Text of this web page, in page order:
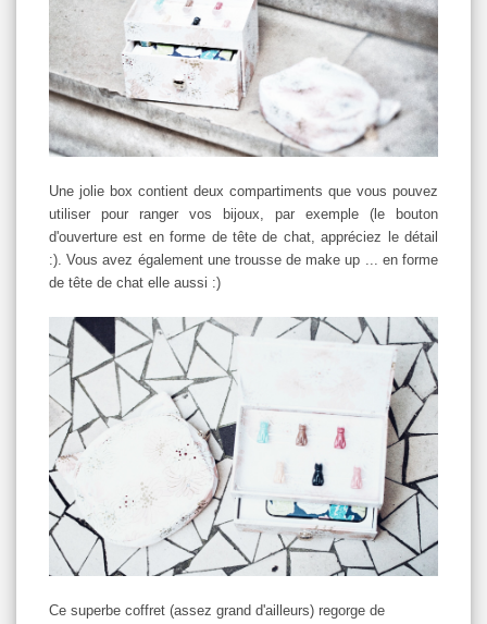
Une jolie box contient deux compartiments que vous pouvez
utiliser pour ranger vos bijoux, par exemple (le bouton
d'ouverture est en forme de tête de chat, appréciez le détail
:). Vous avez également une trousse de make up ... en forme
de tête de chat elle aussi :)
Ce superbe coffret (assez grand d'ailleurs) regorge de